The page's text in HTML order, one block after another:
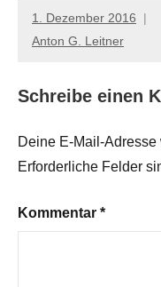
1. Dezember 2016
Anton G. Leitner
Schreibe einen
Deine E-Mail-
Erforderliche Felder
Kommentar *